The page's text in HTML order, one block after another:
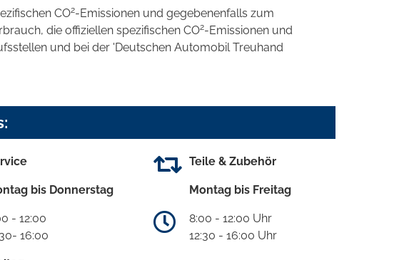
CO2-Emissionen und gegebenenfalls zum
die offiziellen spezifischen CO2-Emissionen und
und bei der 'Deutschen Automobil Treuhand
bis Donnerstag
- 12:00
16:00
Teile & Zubehör
Montag bis Freitag
8:00 - 12:00 Uhr
12:30 - 16:00 Uhr